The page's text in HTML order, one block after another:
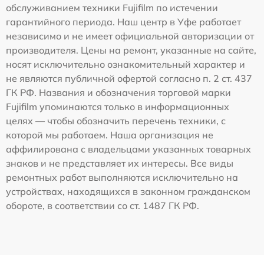
обслуживанием техники Fujifilm по истечении
гарантийного периода. Наш центр в Уфе работает
независимо и не имеет официальной авторизации от
производителя. Цены на ремонт, указанные на сайте,
носят исключительно ознакомительный характер и
не являются публичной офертой согласно п. 2 ст. 437
ГК РФ. Названия и обозначения торговой марки
Fujifilm упоминаются только в информационных
целях — чтобы обозначить перечень техники, с
которой мы работаем. Наша организация не
аффилирована с владельцами указанных товарных
знаков и не представляет их интересы. Все виды
ремонтных работ выполняются исключительно на
устройствах, находящихся в законном гражданском
обороте, в соответствии со ст. 1487 ГК РФ.